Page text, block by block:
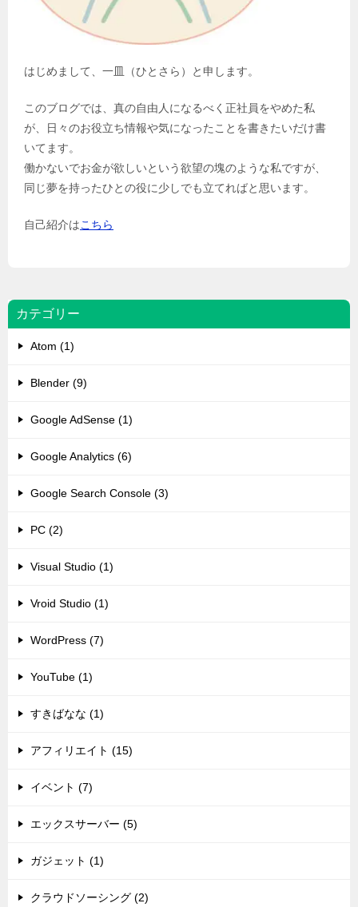
はじめまして、一皿（ひとさら）と申します。
このブログでは、真の自由人になるべく正社員をやめた私
が、日々のお役立ち情報や気になったことを書きたいだけ書
いてます。
働かないでお金が欲しいという欲望の塊のような私ですが、
同じ夢を持ったひとの役に少しでも立てればと思います。
自己紹介はこちら
カテゴリー
Atom (1)
Blender (9)
Google AdSense (1)
Google Analytics (6)
Google Search Console (3)
PC (2)
Visual Studio (1)
Vroid Studio (1)
WordPress (7)
YouTube (1)
すきばなな (1)
アフィリエイト (15)
イベント (7)
エックスサーバー (5)
ガジェット (1)
クラウドソーシング (2)